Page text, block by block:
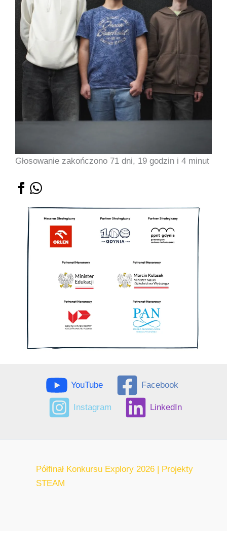
Głosowanie zakończono 71 dni, 19 godzin i 4 minut
YouTube Facebook
Instagram LinkedIn
Półfinał Konkursu Explory 2026 | Projekty
STEAM